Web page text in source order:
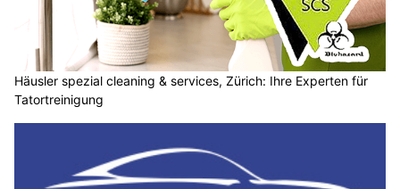
Häusler spezial cleaning & services, Zürich: Ihre Experten für
Tatortreinigung